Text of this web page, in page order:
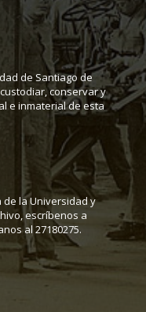
de Santiago de
conservar y
e inmaterial de esta
de la Universidad y
escríbenos a
al 27180275.